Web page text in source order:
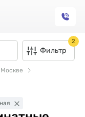
Фильтр
2